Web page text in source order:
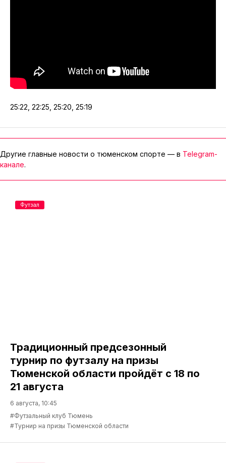
25:22, 22:25, 25:20, 25:19
Другие главные новости о тюменском спорте — в Telegram-
канале.
Традиционный предсезонный
турнир по футзалу на призы
Тюменской области пройдёт с 18 по
21 августа
6 августа, 10:45
#Футзальный клуб Тюмень
#Турнир на призы Тюменской области
Футзал